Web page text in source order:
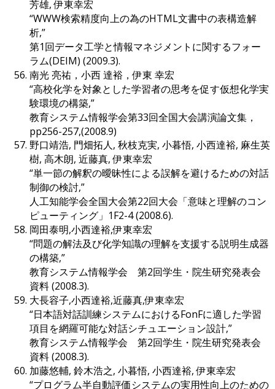
芳雄, 伊東幸宏
“WWW検索精度向上の為のHTML文書中の表構造解
析,”
第1回データ工学と情報マネジメントに関するフォー
ラム(DEIM) (2009.3).
南光 亮祐，小西 達裕，伊東 幸宏
“高校化学を対象とした学習者の思考を促す仮想化学実
験環境の構築,”
教育システム情報学会第33回全国大会講演論文集，
pp256-257,(2008.9)
野口靖浩, 門畑拓人, 秋枝克実, 小暮悟, 小西達裕, 麻生英
樹, 高木朗, 近藤真, 伊東幸宏
“単一節の解釈の曖昧性による誤解を避けるための対話
制御の検討,”
人工知能学会全国大会第22回大会「意味と理解のコン
ピューティング」1F2-4 (2008.6).
岡田泰明,小西達裕,伊東幸宏
“問題の解法及び化学知識の理解を支援する説明生成器
の構築,”
教育システム情報学会 第2回学生・院生研究発表会
資料 (2008.3).
大長容子,小西達裕,近藤真,伊東幸宏
“日本語対話訓練システムにおけるFonFに適した学習
項目を網羅可能な対話シチュエーション設計,”
教育システム情報学会 第2回学生・院生研究発表会
資料 (2008.3).
加藤悠輔, 鈴木浩之, 小暮悟, 小西達裕, 伊東幸宏
“プログラム半自動評価システムの実用性向上のための